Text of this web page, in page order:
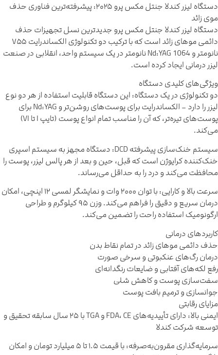
دستگاه لیزر کندلا جنتل مکس پرو ۲۰۲۵: پیشرفته‌ترین فناوری حذف
زائد
لیزر کندلا جنتل مکس پرو جدیدترین نسل تجهیزات حذف
دائمی موهای زائد است که با ترکیب دو تکنولوژی الکساندرایت ۷۵۵
نانومتر و Nd:YAG 1064 نانومتر در یک سیستم واحد، انقلابی در صنعت
درمانی ایجاد کرده است.
کلیدی دستگاه
تکنولوژی در یک دستگاه: این دستگاه قابلیت استفاده از هر دو نوع
لیزر را دارد – الکساندرایت برای پوست‌های روشن‌تر و Nd:YAG برای
پوست‌های تیره‌تر، که آن را مناسب تمام انواع پوست (تایپ I تا VI)
سیستم خنک‌سازی پیشرفته DCD: دستگاه مجهز به سیستم اسپری
کرایوژن است که قبل، حین و بعد از هر پالس لیزر، پوست را
می‌کند و درد را به حداقل می‌رساند.
سرعت بالا و کارایی: با توان ۲۰۰۰ وات و نمایشگر لمسی ۱۲ اینچی، امکان
درمان سریع و دقیق را فراهم می‌کند. وزن ۹۵ کیلوگرم و طراحی
استفاده راحت را تضمین می‌کند.
درمانی
دائمی موهای زائد در تمام نقاط بدن
رگ‌های عنکبوتی و سرخی صورت
لکه‌های آفتابی و ضایعات رنگدانه‌ای
پوست و کاهش شلی
و ترمیم بافت پوست
رقابتی
ایمنی بالا: دارای تأییدیه‌های FDA، CE و TGA با ۲۵ سال سابقه تحقیق و
شرکت کندلا
سرمایه‌گذاری مقرون‌به‌صرفه: با قیمت ۱.۵ تا ۵ میلیارد تومان و امکان